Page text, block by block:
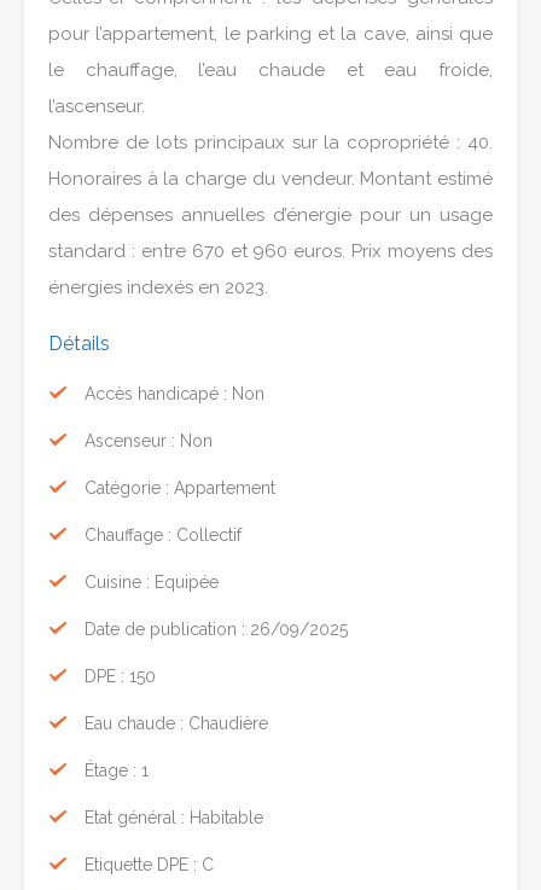
pour l’appartement, le parking et la cave, ainsi que
le chauffage, l’eau chaude et eau froide,
l’ascenseur.
Nombre de lots principaux sur la copropriété : 40.
Honoraires à la charge du vendeur. Montant estimé
des dépenses annuelles d’énergie pour un usage
standard : entre 670 et 960 euros. Prix moyens des
énergies indexés en 2023.
Détails
Accès handicapé : Non
Ascenseur : Non
Catégorie : Appartement
Chauffage : Collectif
Cuisine : Equipée
Date de publication : 26/09/2025
DPE : 150
Eau chaude : Chaudière
Étage : 1
Etat général : Habitable
Etiquette DPE : C